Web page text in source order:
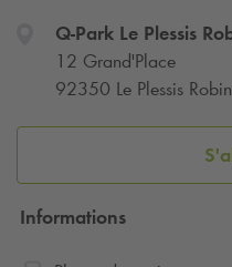
Q-ParkLe Plessis
12 Grand'Place
92350 Le Plessis
Informations